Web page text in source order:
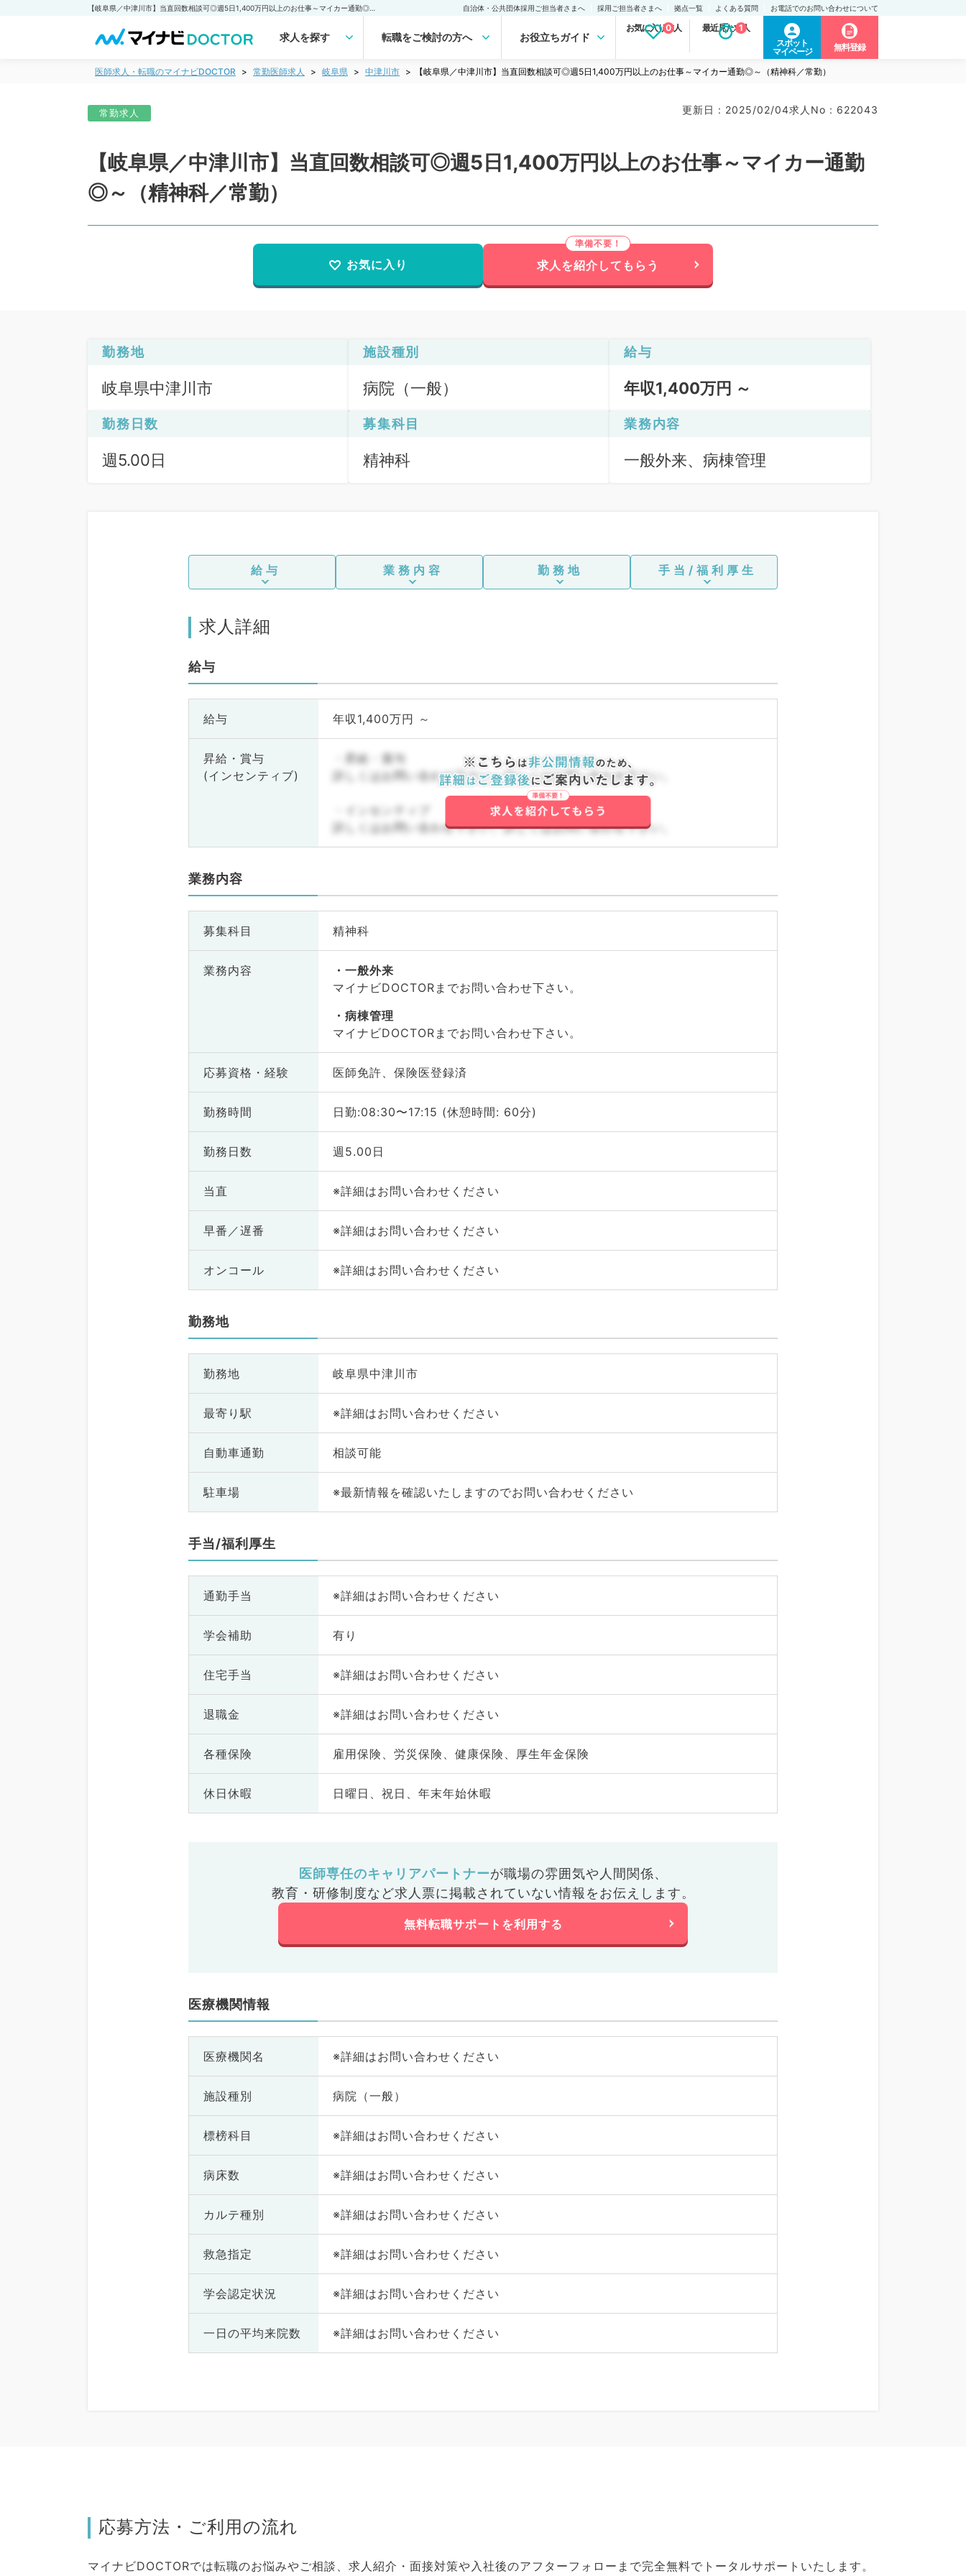
自治体・公共団体採用ご担当者さまへ 採用ご担当者さまへ 拠点一覧 よくある質問 お電話でのお問い合わせについて
求人を探す 転職をご検討の方へ お役立ちガイド
お気に入り求人
0 最近見た求人
1
スポット
マイページ
無料登録
医師求人・転職のマイナビDOCTOR 常勤医師求人 岐阜県 中津川市 【岐阜県／中津川市】当直回数相談可◎週5日1,400万円以上のお仕事～マイカー通勤◎～（精神科／常勤）
常勤求人 更新日 : 2025/02/04求人No : 622043
【岐阜県／中津川市】当直回数相談可◎週5日1,400万円以上のお仕事～マイカー通勤
◎～（精神科／常勤）
お気に入り 求人を紹介してもらう
勤務地
岐阜県中津川市
施設種別
病院（一般）
給与
年収1,400万円 ～
勤務日数
週5.00日
募集科目
精神科
業務内容
一般外来、病棟管理
給与 業務内容 勤務地 手当/福利厚生
求人詳細
給与
給与 年収1,400万円 ～
昇給・賞与
(インセンティブ)
・昇給・賞与
詳しくはお問い合わせ下さい。詳しくはお問い合わせ下さい。
・インセンティブ
詳しくはお問い合わせ下さい。詳しくはお問い合わせ下さい。
業務内容
募集科目 精神科
業務内容
一般外来
マイナビDOCTORまでお問い合わせ下さい。
病棟管理
マイナビDOCTORまでお問い合わせ下さい。
応募資格・ 経験 医師免許、保険医登録済
勤務時間 日勤:08:30〜17:15 (休憩時間: 60分)
勤務日数 週5.00日
当直 ※詳細はお問い合わせください
早番／遅番 ※詳細はお問い合わせください
オンコール ※詳細はお問い合わせください
勤務地
勤務地 岐阜県中津川市
最寄り駅 ※詳細はお問い合わせください
自動車通勤 相談可能
駐車場 ※最新情報を確認いたしますのでお問い合わせください
手当/福利厚生
通勤手当 ※詳細はお問い合わせください
学会補助 有り
住宅手当 ※詳細はお問い合わせください
退職金 ※詳細はお問い合わせください
各種保険 雇用保険、労災保険、健康保険、厚生年金保険
休日休暇 日曜日、祝日、年末年始休暇
医師専任のキャリアパートナーが職場の雰囲気や人間関係、
教育・研修制度など求人票に掲載されていない情報をお伝えします。
無料転職サポートを利用する
医療機関情報
医療機関名 ※詳細はお問い合わせください
施設種別 病院（一般）
標榜科目 ※詳細はお問い合わせください
病床数 ※詳細はお問い合わせください
カルテ種別 ※詳細はお問い合わせください
救急指定 ※詳細はお問い合わせください
学会認定状況 ※詳細はお問い合わせください
一日の平均来院数 ※詳細はお問い合わせください
応募方法・ご利用の流れ
マイナビDOCTORでは転職のお悩みやご相談、求人紹介・面接対策や入社後のアフターフォローまで完全無料でトータルサポートいたします。